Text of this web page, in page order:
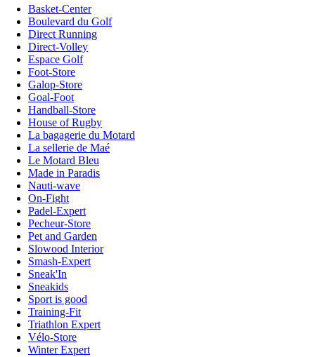
Basket-Center
Boulevard du Golf
Direct Running
Direct-Volley
Espace Golf
Foot-Store
Galop-Store
Goal-Foot
Handball-Store
House of Rugby
La bagagerie du Motard
La sellerie de Maé
Le Motard Bleu
Made in Paradis
Nauti-wave
On-Fight
Padel-Expert
Pecheur-Store
Pet and Garden
Slowood Interior
Smash-Expert
Sneak'In
Sneakids
Sport is good
Training-Fit
Triathlon Expert
Vélo-Store
Winter Expert